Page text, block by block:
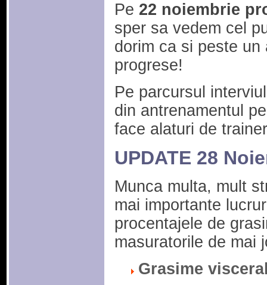
Pe 22 noiembrie
sper sa vedem cel
dorim ca si peste
progrese!
Pe parcursul
din antrenamentul
face alaturi de
UPDATE 28
Munca multa, mult
mai importante
procentajele de
masuratorile de mai
Grasime